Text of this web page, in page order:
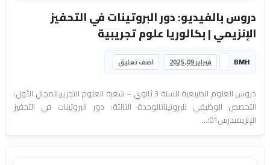
دروس بالفيديو: دور البروتينات في التحفيز
الإنزيمي | بكالوريا علوم تجريبية
BMH فبراير 09, 2025 اضف تعليق
دروس العلوم الطبيعية للسنة 3 ثانوي – شعبة العلوم التجريبيالمجال الأول:
التخصص الوظيفي للبروتيناتالوحدة الثالثة: دور البروتينات في التحفيز
الإنزيميدرس01:...